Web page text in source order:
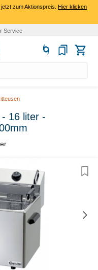
zum Aktionspreis.Hier klicken
16 liter -